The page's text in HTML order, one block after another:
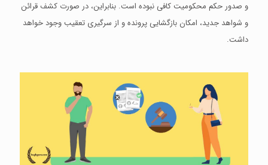
و صدور حکم محکومیت کافی نبوده است. بنابراین، در صورت کشف قرائن
و شواهد جدید، امکان بازگشایی پرونده و از سرگیری تعقیب وجود خواهد
داشت.